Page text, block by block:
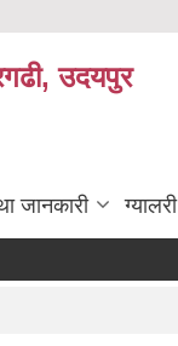
उदयपुर
जानकारी ग्यालरी